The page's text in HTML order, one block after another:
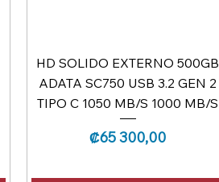
HD SOLIDO EXTERNO 500GB
ADATA SC750 USB 3.2 GEN 2
TIPO C 1050 MB/S 1000 MB/S
Precio
₡65 300,00